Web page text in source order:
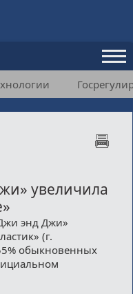
увеличила
энд Джи»
(г.
обыкновенных